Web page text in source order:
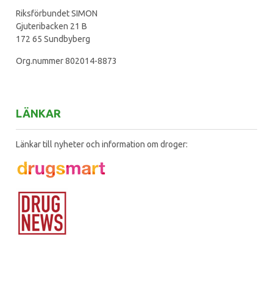
Riksförbundet SIMON
Gjuteribacken 21 B
172 65 Sundbyberg
Org.nummer 802014-8873
LÄNKAR
Länkar till nyheter och information om droger: